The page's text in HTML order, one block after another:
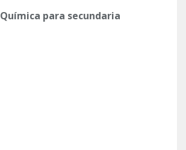
Química para secundaria